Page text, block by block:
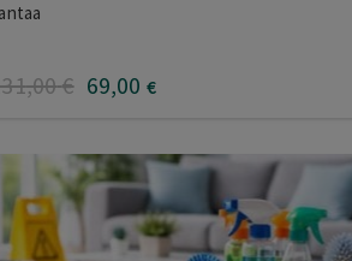
,00€ 69,00 €